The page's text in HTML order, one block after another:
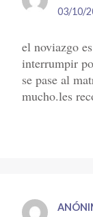
03/10/
el noviazgo
interrumpir
se pase al
mucho.les